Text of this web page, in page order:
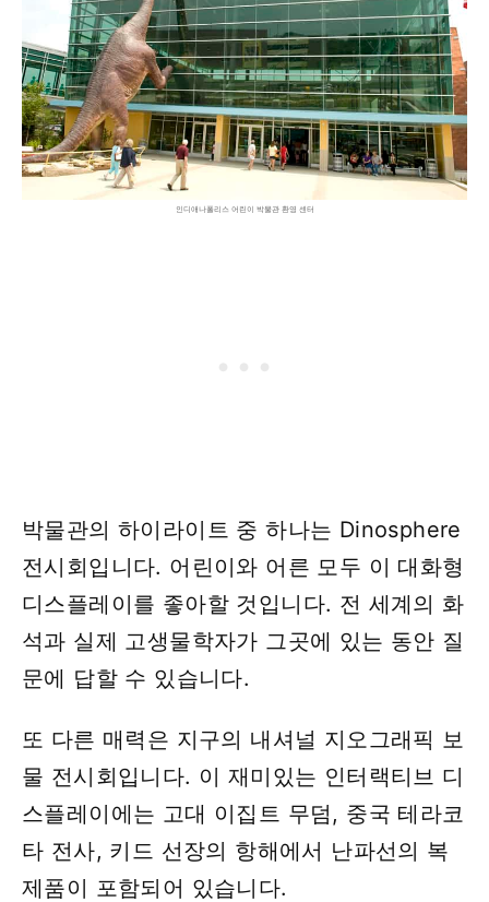
인디애나폴리스 어린이 박물관 환영 센터
박물관의 하이라이트 중 하나는 Dinosphere
전시회입니다. 어린이와 어른 모두 이 대화형
디스플레이를 좋아할 것입니다. 전 세계의 화
석과 실제 고생물학자가 그곳에 있는 동안 질
문에 답할 수 있습니다.
또 다른 매력은 지구의 내셔널 지오그래픽 보
물 전시회입니다. 이 재미있는 인터랙티브 디
스플레이에는 고대 이집트 무덤, 중국 테라코
타 전사, 키드 선장의 항해에서 난파선의 복
제품이 포함되어 있습니다.